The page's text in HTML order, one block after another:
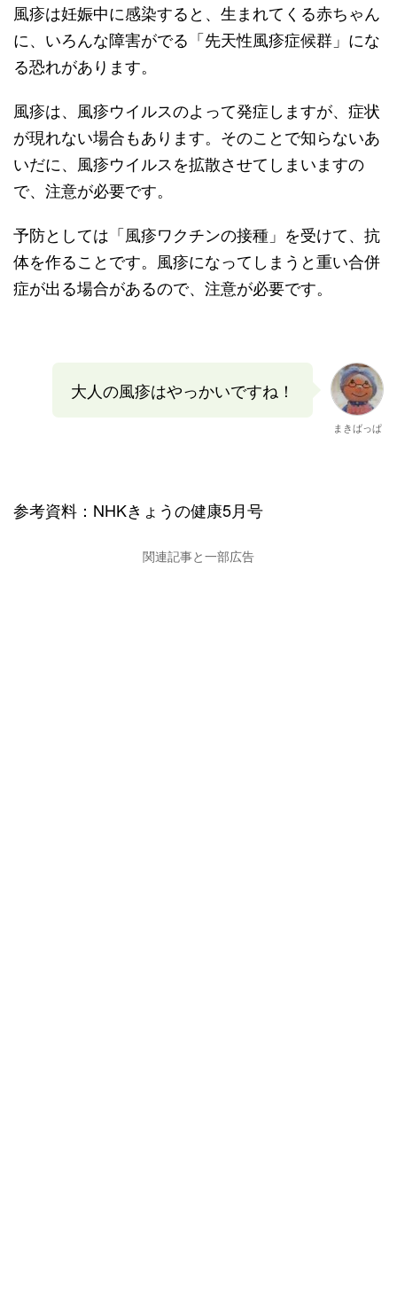
風疹は妊娠中に感染すると、生まれてくる赤ちゃん
に、いろんな障害がでる「先天性風疹症候群」にな
る恐れがあります。
風疹は、風疹ウイルスのよって発症しますが、症状
が現れない場合もあります。そのことで知らないあ
いだに、風疹ウイルスを拡散させてしまいますの
で、注意が必要です。
予防としては「風疹ワクチンの接種」を受けて、抗
体を作ることです。風疹になってしまうと重い合併
症が出る場合があるので、注意が必要です。
大人の風疹はやっかいですね！
まきばっぱ
参考資料：NHKきょうの健康5月号
関連記事と一部広告